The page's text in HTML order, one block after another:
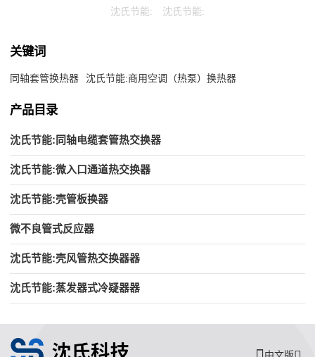
沈氏节能: 沈氏节能:
关键词
同轴套管换热器 沈氏节能:商用空调（热泵）换热器
产品目录
沈氏节能:同轴电缆套管热交换器
沈氏节能:微入口通道热交换器
沈氏节能:壳管板换器
微不良管式反应器
沈氏节能:壳风管热交换器器
沈氏节能:蒸发器式冷疑器器